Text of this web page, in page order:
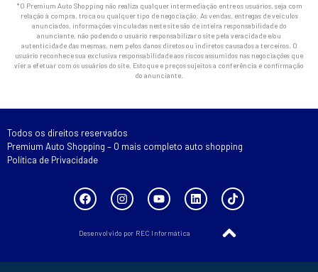
*O Premium Auto Shopping não realiza qualquer intermediação entre os usuários, seja com
relação à compra, troca ou qualquer tipo de negociação. As vendas, entregas de veículos
anunciados, informações vinculadas neste site são de inteira responsabilidade do
anunciante, não podendo o usuário responsabilizar o site pela veracidade e/ou
autenticidade das mesmas, nem pelos danos diretos ou indiretos causados a terceiros. O
usuário reconhece sua exclusiva responsabilidade aos riscos assumidos nas negociações que
vier a efetuar com os usuários do site. Estoque e preços sujeitos a conferência e confirmação
do anunciante.
Todos os direitos reservados
Premium Auto Shopping – O mais completo auto shopping
Política de Privacidade
Desenvolvido por REC Informática